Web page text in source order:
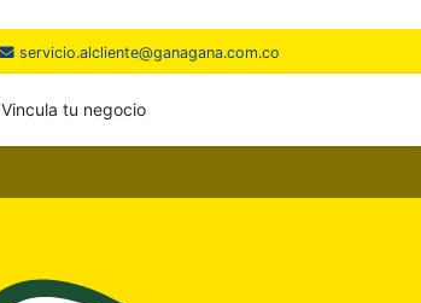
servicio.alcliente@ganagana.com.co
Vincula tu negocio